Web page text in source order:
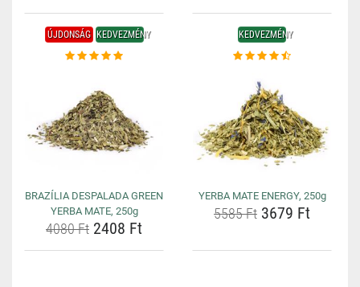
ÚJDONSÁG KEDVEZMÉNY
BRAZÍLIA DESPALADA GREEN
YERBA MATE, 250g
4080 Ft 2408 Ft
KEDVEZMÉNY
YERBA MATE ENERGY, 250g
5585 Ft 3679 Ft